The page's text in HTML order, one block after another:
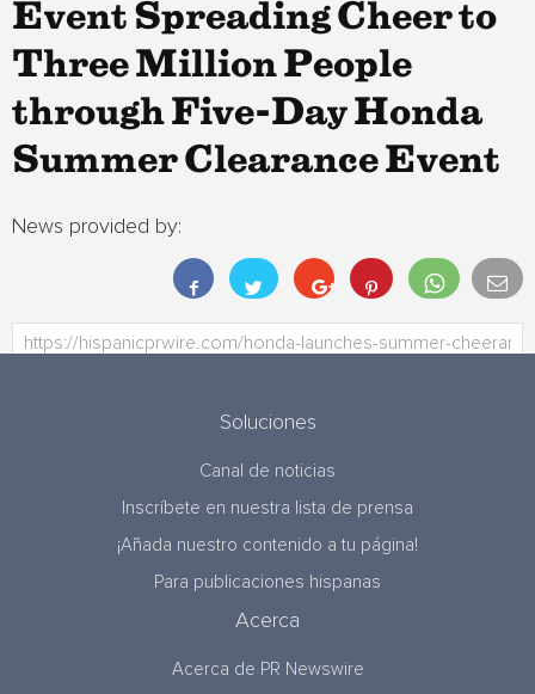
Event Spreading Cheer to
Three Million People
through Five-Day Honda
Summer Clearance Event
News provided by:
Soluciones
Canal de noticias
Inscríbete en nuestra lista de prensa
¡Añada nuestro contenido a tu página!
Para publicaciones hispanas
Acerca
Acerca de PR Newswire